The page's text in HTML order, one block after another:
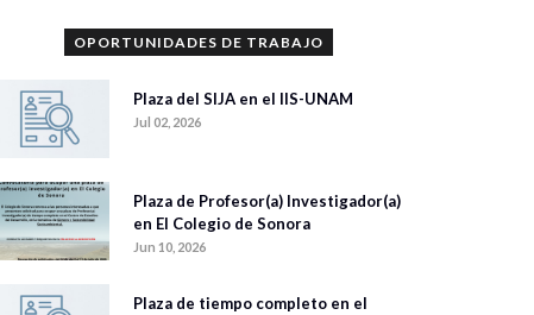
OPORTUNIDADES DE TRABAJO
Plaza del SIJA en el IIS-UNAM
Jul 02, 2026
Plaza de Profesor(a) Investigador(a)
en El Colegio de Sonora
Jun 10, 2026
Plaza de tiempo completo en el